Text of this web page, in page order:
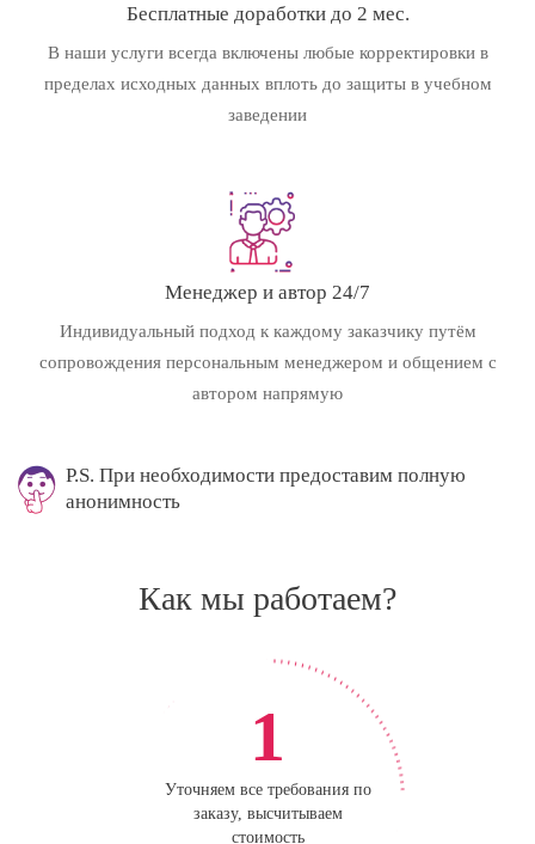
Бесплатные доработки до 2 мес.
В наши услуги всегда включены любые корректировки в
пределах исходных данных вплоть до защиты в учебном
заведении
Менеджер и автор 24/7
Индивидуальный подход к каждому заказчику путём
сопровождения персональным менеджером и общением с
автором напрямую
P.S. При необходимости предоставим полную
анонимность
Как мы работаем?
1
Уточняем все требования по
заказу, высчитываем
стоимость